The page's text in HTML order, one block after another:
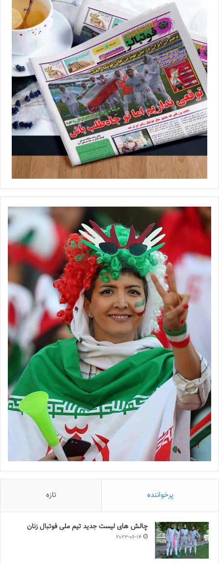
پرخواننده تازه
چالش هاى ليست جدید تيم ملى فوتبال زنان
2023-06-14